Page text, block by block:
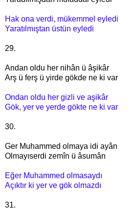
Hak ona verdi, mükemmel eyledi
Yaratılmıştan üstün eyledi
29.
Andan oldu her nihân ü âşikâr
Arş ü ferş ü yirde gökde ne ki var
Ondan oldu her gizli ve aşikâr
Gök, yer ve yerde gökte ne ki var
30.
Ger Muhammed olmaya idi ayân
Olmayıserdi zemîn ü âsumân
Eğer Muhammed olmasaydı
Açıktır ki yer ve gök olmazdı
31.